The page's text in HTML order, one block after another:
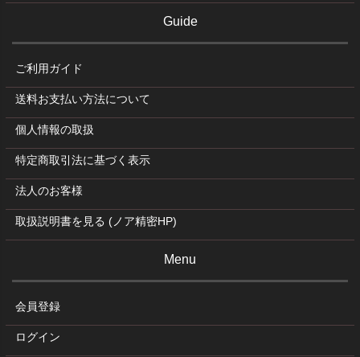
Guide
ご利用ガイド
送料お支払い方法について
個人情報の取扱
特定商取引法に基づく表示
法人のお客様
取扱説明書を見る (ノア精密HP)
Menu
会員登録
ログイン